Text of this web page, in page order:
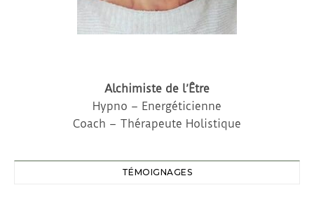
Alchimiste de l’Être
Hypno – Energéticienne
Coach – Thérapeute Holistique
TÉMOIGNAGES